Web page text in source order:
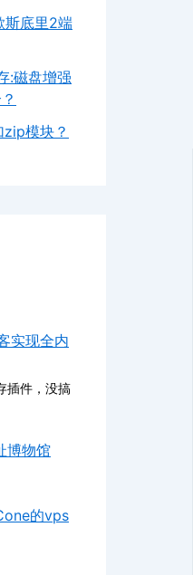
斯底里2端
:磁盘增强
模块？
实现全内
插件，没搞
博物馆
的vps